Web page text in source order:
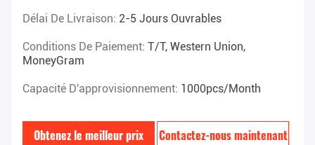
Délai De Livraison: 2-5 Jours Ouvrables
Conditions De Paiement: T/T, Western Union,
MoneyGram
Capacité D'approvisionnement: 1000pcs/month
Obtenez le meilleur prix Contactez-nous maintenant